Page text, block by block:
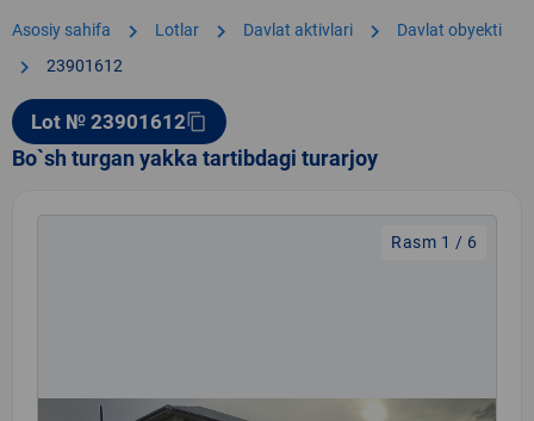
Asosiy sahifa chevron_right Lotlar chevron_right Davlat aktivlari chevron_right Davlat obyekti
chevron_right 23901612
Lot № 23901612content_copy
Bo`sh turgan yakka tartibdagi turarjoy
Rasm 1 / 6